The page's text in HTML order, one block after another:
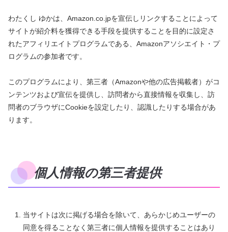
わたくし ゆかは、Amazon.co.jpを宣伝しリンクすることによって
サイトが紹介料を獲得できる手段を提供することを目的に設定さ
れたアフィリエイトプログラムである、Amazonアソシエイト・プ
ログラムの参加者です。
このプログラムにより、第三者（Amazonや他の広告掲載者）がコ
ンテンツおよび宣伝を提供し、訪問者から直接情報を収集し、訪
問者のブラウザにCookieを設定したり、認識したりする場合があ
ります。
個人情報の第三者提供
当サイトは次に掲げる場合を除いて、あらかじめユーザーの
同意を得ることなく第三者に個人情報を提供することはあり